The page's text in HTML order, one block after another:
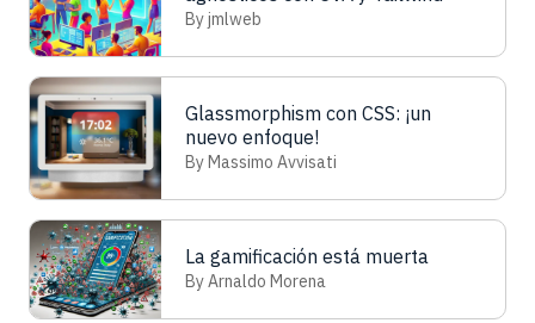
By jmlweb
Glassmorphism con CSS: ¡un
nuevo enfoque!
By Massimo Avvisati
La gamificación está muerta
By Arnaldo Morena